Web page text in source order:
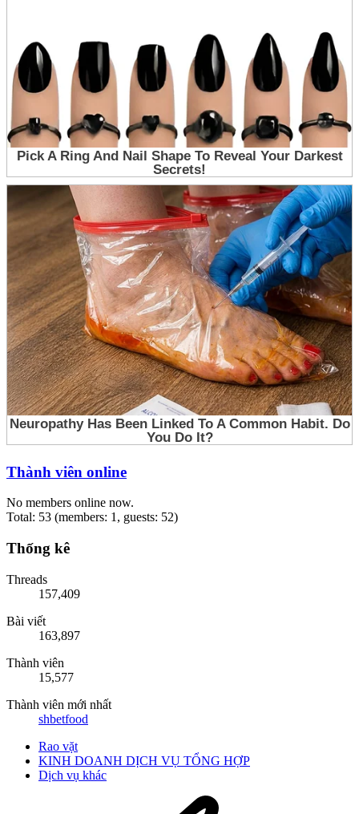
Thành viên online
No members online now.
Total: 53 (members: 1, guests: 52)
Thống kê
Threads
157,409
Bài viết
163,897
Thành viên
15,577
Thành viên mới nhất
shbetfood
Rao vặt
KINH DOANH DỊCH VỤ TỔNG HỢP
Dịch vụ khác